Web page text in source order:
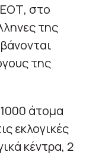
ΕΟΤ, στο
της
της
άτομα
εκλογικές
κέντρα, 2